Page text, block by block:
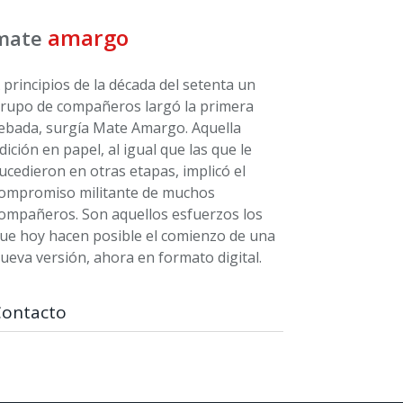
amargo
principios de la década del setenta un
de compañeros largó la primera
surgía Mate Amargo. Aquella
en papel, al igual que las que le
en otras etapas, implicó el
militante de muchos
Son aquellos esfuerzos los
hoy hacen posible el comienzo de una
versión, ahora en formato digital.